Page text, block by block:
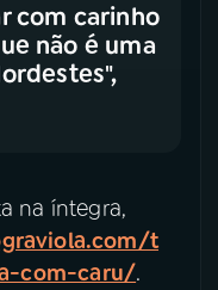
com carinho
não é uma
na íntegra,
t
com-caru/.